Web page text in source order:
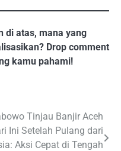
di atas, mana yang
Drop comment
kamu pahami!
Tinjau Banjir Aceh
Ini Setelah Pulang dari
Aksi Cepat di Tengah